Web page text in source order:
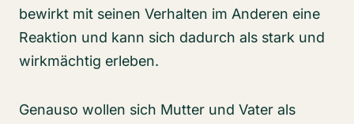
bewirkt mit seinen Verhalten im Anderen eine
Reaktion und kann sich dadurch als stark und
wirkmächtig erleben.
Genauso wollen sich Mutter und Vater als